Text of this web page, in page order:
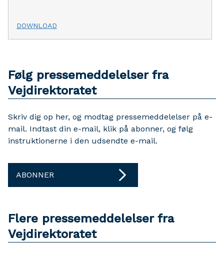
DOWNLOAD
Følg pressemeddelelser fra
Vejdirektoratet
Skriv dig op her, og modtag pressemeddelelser på e-
mail. Indtast din e-mail, klik på abonner, og følg
instruktionerne i den udsendte e-mail.
ABONNER
Flere pressemeddelelser fra
Vejdirektoratet